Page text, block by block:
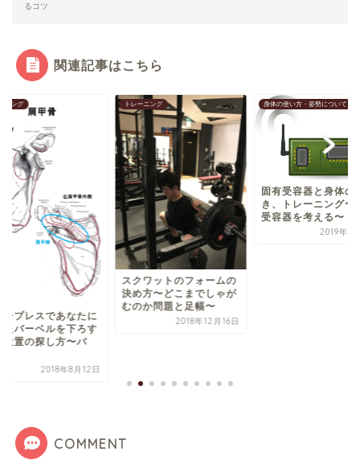
るコツ
関連記事はこちら
ニング
ワットのフォームの
方〜どこまでしゃが
2018年12月16日
身体の使い方・姿勢について
固有受容器と身体の動
き、トレーニング〜固有
受容器を考える〜
2019年5月14日
身体について
体幹はなぜ強くない
けないか?〜体幹を
る意味〜
2017年11
COMMENT